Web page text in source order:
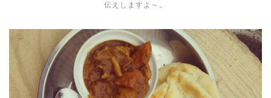
伝えしますよ～。